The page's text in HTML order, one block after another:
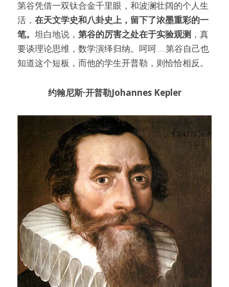
第谷凭借一双钛合金千里眼，和波澜壮阔的个人生
活， 在天文学史和八卦史上，留下了浓墨重彩的一
笔。 坦白地说， 第谷的厉害之处在于实验观测 ，真
要谈理论思维，数学演绎归纳。呵呵......第谷自己也
知道这个短板，而他的学生开普勒，则恰恰相反。
约翰尼斯·开普勒Johannes Kepler